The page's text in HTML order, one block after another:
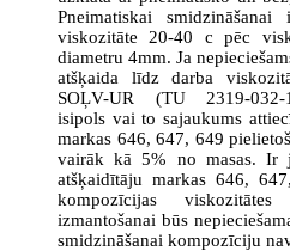
Pneimatiskai smidzināšanai
viskozitāte 20-40 c pēc
diametru 4mm. Ja
atšķaida līdz darba
SOĻV-UR (TU 2319-032-
isipols vai to sajaukums
markas 646, 647, 649
vairāk kā 5% no masas. Ir
atšķaidītāju markas 646,
kompozīcijas
izmantošanai būs
smidzināšanai kompozīciju